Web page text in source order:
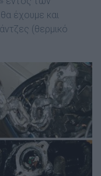
έχουµε και
(θερµικό